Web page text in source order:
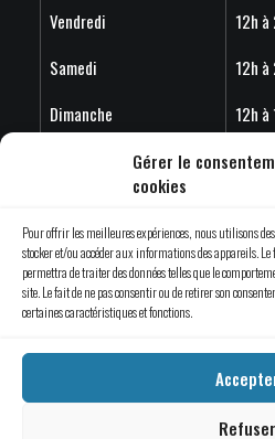
Gérer le
cookies
Pour offrir les meilleures expériences, nous utilisons
stocker et/ou accéder aux informations des appareils.
permettra de traiter des données telles que le
site. Le fait de ne pas consentir ou de retirer son
certaines caractéristiques et fonctions.
Refuser
Vendredi
12h
Samedi
12h
Dimanche
12h à
Horaire estivales 2026 - Les
fonction de l'achalandage.
© 2019 Évade-toi Saint-
Une création d’